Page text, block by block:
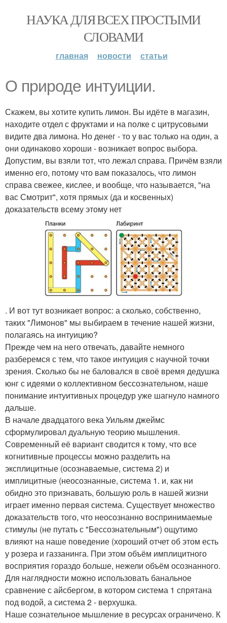
НАУКА ДЛЯ ВСЕХ ПРОСТЫМИ
СЛОВАМИ
главная новости статьи
О природе интуиции.
Скажем, вы хотите купить лимон. Вы идёте в магазин,
находите отдел с фруктами и на полке с цитрусовыми
видите два лимона. Но денег - то у вас только на один, а
они одинаково хороши - возникает вопрос выбора.
Допустим, вы взяли тот, что лежал справа. Причём взяли
именно его, потому что вам показалось, что лимон
справа свежее, кислее, и вообще, что называется, "на
вас Смотрит", хотя прямых (да и косвенных)
доказательств всему этому нет
. И вот тут возникает вопрос: а сколько, собственно,
таких "Лимонов" мы выбираем в течение нашей жизни,
полагаясь на интуицию?
Прежде чем на него отвечать, давайте немного
разберемся с тем, что такое интуиция с научной точки
зрения. Сколько бы не баловался в своё время дедушка
юнг с идеями о коллективном бессознательном, наше
понимание интуитивных процедур уже шагнуло намного
дальше.
В начале двадцатого века Уильям джеймс
сформулировал дуальную теорию мышления.
Современный её вариант сводится к тому, что все
когнитивные процессы можно разделить на
эксплицитные (осознаваемые, система 2) и
имплицитные (неосознанные, система 1. и, как ни
обидно это признавать, большую роль в нашей жизни
играет именно первая система. Существует множество
доказательств того, что неосознанно воспринимаемые
стимулы (не путать с "Бессознательным") ощутимо
влияют на наше поведение (хороший отчет об этом есть
у розера и газзанинга. При этом объём имплицитного
восприятия гораздо больше, нежели объём осознанного.
Для наглядности можно использовать банальное
сравнение с айсбергом, в котором система 1 спрятана
под водой, а система 2 - верхушка.
Наше сознательное мышление в ресурсах ограничено. К